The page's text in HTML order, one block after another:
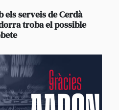
els serveis de Cerdà
troba el possible